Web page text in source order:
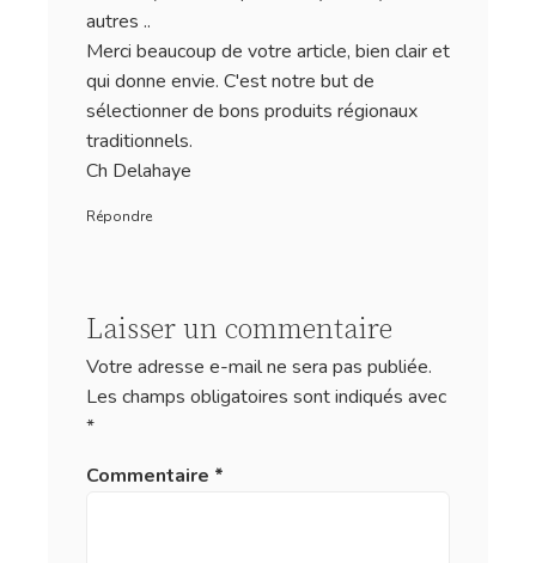
autres ..
Merci beaucoup de votre article, bien clair et
qui donne envie. C'est notre but de
sélectionner de bons produits régionaux
traditionnels.
Ch Delahaye
Répondre
Laisser un commentaire
Votre adresse e-mail ne sera pas publiée.
Les champs obligatoires sont indiqués avec
*
Commentaire *